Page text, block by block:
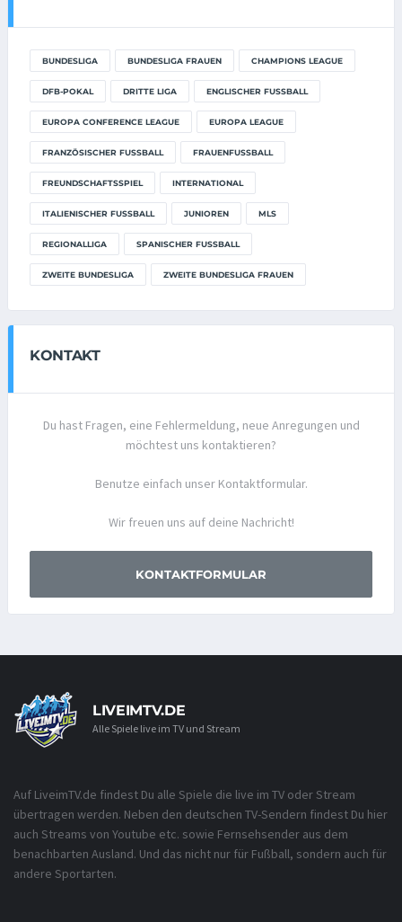
BUNDESLIGA BUNDESLIGA FRAUEN CHAMPIONS LEAGUE
DFB-POKAL DRITTE LIGA ENGLISCHER FUSSBALL
EUROPA CONFERENCE LEAGUE EUROPA LEAGUE
FRANZÖSISCHER FUSSBALL FRAUENFUSSBALL
FREUNDSCHAFTSSPIEL INTERNATIONAL
ITALIENISCHER FUSSBALL JUNIOREN MLS
REGIONALLIGA SPANISCHER FUSSBALL
ZWEITE BUNDESLIGA ZWEITE BUNDESLIGA FRAUEN
KONTAKT
Du hast Fragen, eine Fehlermeldung, neue Anregungen und
möchtest uns kontaktieren?
Benutze einfach unser Kontaktformular.
Wir freuen uns auf deine Nachricht!
KONTAKTFORMULAR
LIVEIMTV.DE
Alle Spiele live im TV und Stream
Auf LiveimTV.de findest Du alle Spiele die live im TV oder Stream
übertragen werden. Neben den deutschen TV-Sendern findest Du hier
auch Streams von Youtube etc. sowie Fernsehsender aus dem
benachbarten Ausland. Und das nicht nur für Fußball, sondern auch für
andere Sportarten.